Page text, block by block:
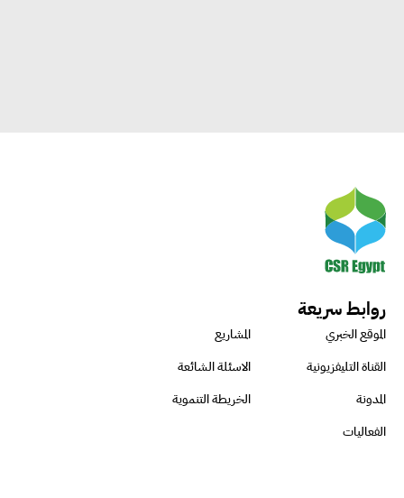
روابط سريعة
الموقع الخبري
المشاريع
القناة التليفزيونية
الاسئلة الشائعة
المدونة
الخريطة التنموية
الفعاليات